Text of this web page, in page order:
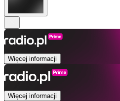
Więcej informacji
Więcej informacji